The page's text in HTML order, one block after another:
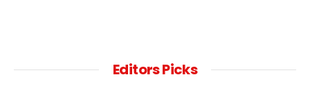
Editors Picks